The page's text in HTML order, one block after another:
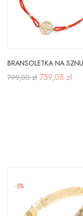
799,00 zł 759,05 zł
-5%